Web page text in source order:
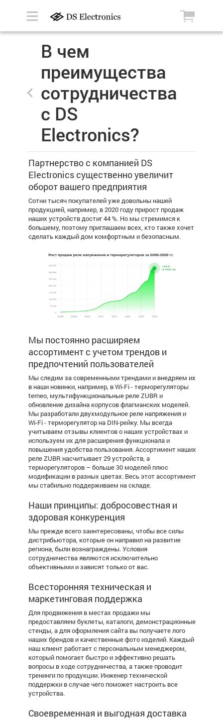
В чем
преимущества
сотрудничества
с DS
Electronics?
Партнерство с компанией DS
Electronics существенно увеличит
оборот вашего предприятия
Сотни тысяч покупателей уже довольны нашей
продукцией, например, в 2020 году прирост продаж
наших устройств достиг 44 %. Но мы стремимся к
большему, поэтому приглашаем всех, кто также хочет
сделать каждый дом комфортным и безопасным.
Мы постоянно расширяем
ассортимент с учетом трендов и
предпочтений пользователей
Мы следим за современными трендами и внедряем их
в наши новинки, например, в Wi-Fi - терморегуляторы
terneo, мультифункциональные реле ZUBR и
обновление дизайна корпусов флагманских моделей.
Мы разработали двухмодульное реле напряжения и
Wi-Fi - терморегулятор на DIN-рейку. Мы всегда
учитываем отзывы клиентов о наших устройствах и
используем их для расширения функционала и
повышения удобства пользования. Ассортимент наших
реле ZUBR насчитывает 29 устройств, а
терморегуляторов – больше 30 моделей плюс
модификации в разных цветах. Весь этот ассортимент
мы стабильно поддерживаем на складе.
Наши принципы: добросовестная и
здоровая конкуренция
Мы прежде всего заинтересованы, чтобы все силы
дистрибьютора, которые он направил на развитие
региона, были вознаграждены. Условия
сотрудничества являются исключительно
объективными и зависят только от вас.
Всесторонняя техническая и
маркетинговая поддержка
Для продвижения в местах продажи мы
предоставляем буклеты, каталоги, демонстрационные
стенды, а для оформления сайта вы получаете лого
наших брендов и качественные фото изделий. Каждый
наш клиент работает с персональным менеджером,
который помогает быстро и эффективно решать
вопросы в ходе сотрудничества, а также проводит
тренинги по продукции. Инженер технической
поддержки в случае чего поможет настроить все
устройства.
Своевременная и выгодная доставка